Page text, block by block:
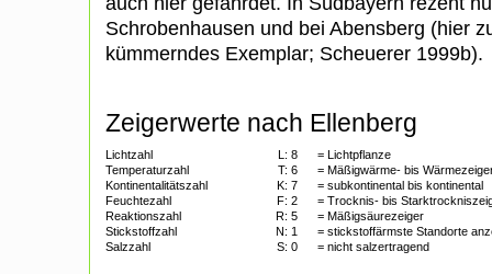
Schrobenhausen und bei Abensberg (hier
kümmerndes Exemplar; Scheuerer 1999b).
Zeigerwerte nach Ellenberg
Lichtzahl L: 8
= Lichtpflanze
Temperaturzahl
T: 6
= Mäßigwärme- bis
Kontinentalitätszahl
K: 7
= subkontinental bis kontinental
Feuchtezahl
F: 2
= Trocknis- bis
Reaktionszahl
R: 5
= Mäßigsäurezeiger
Stickstoffzahl
N: 1
= stickstoffärmste Standorte
Salzzahl
S: 0 = nicht salzertragend